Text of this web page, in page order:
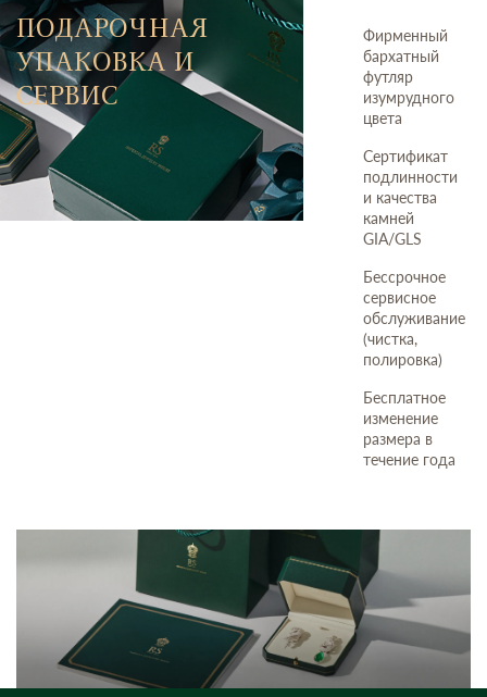
ПОДАРОЧНАЯ
УПАКОВКА И
СЕРВИС
Фирменный
бархатный
футляр
изумрудного
цвета
Сертификат
подлинности
и качества
камней
GIA/GLS
Бессрочное
сервисное
обслуживание
(чистка,
полировка)
Бесплатное
изменение
размера в
течение года